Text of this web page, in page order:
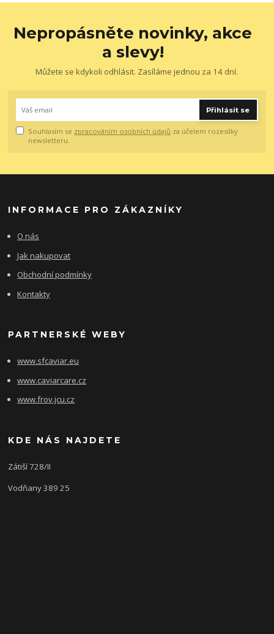
Nepropásněte novinky, akce
a slevy!
Můžete se kdykoli odhlásit. Zasíláme jednou za 14 dní.
Přihlásit se
Souhlasím se zpracováním osobních údajů za účelem rozesílky
newsletteru.
INFORMACE PRO ZÁKAZNÍKY
O nás
Jak nakupovat
Obchodní podmínky
Kontakty
PARTNERSKÉ WEBY
www.sfcaviar.eu
www.caviarcare.cz
www.frov.jcu.cz
KDE NÁS NAJDETE
Zátiší 728/II
Vodňany 389 25